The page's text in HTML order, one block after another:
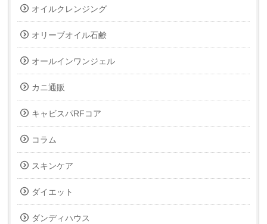
オイルクレンジング
オリーブオイル石鹸
オールインワンジェル
カニ通販
キャビスパRFコア
コラム
スキンケア
ダイエット
ダンディハウス